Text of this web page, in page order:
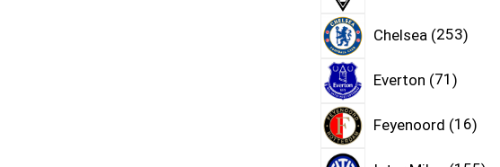
Chelsea 253
Everton 71
Feyenoord 16